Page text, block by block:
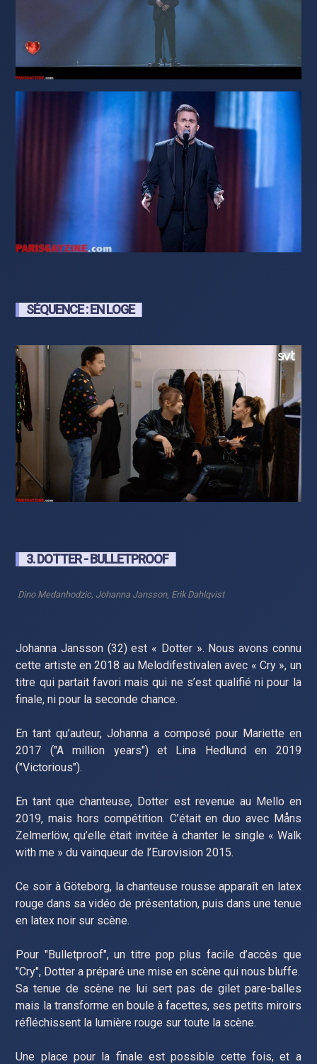
SÉQUENCE : EN LOGE
3. DOTTER - BULLETPROOF
Dino Medanhodzic, Johanna Jansson, Erik Dahlqvist
Johanna Jansson (32) est « Dotter ». Nous avons connu
cette artiste en 2018 au Melodifestivalen avec « Cry », un
titre qui partait favori mais qui ne s’est qualifié ni pour la
finale, ni pour la seconde chance.
En tant qu’auteur, Johanna a composé pour Mariette en
2017 ("A million years") et Lina Hedlund en 2019
("Victorious").
En tant que chanteuse, Dotter est revenue au Mello en
2019, mais hors compétition. C’était en duo avec Måns
Zelmerlöw, qu’elle était invitée à chanter le single « Walk
with me » du vainqueur de l’Eurovision 2015.
Ce soir à Göteborg, la chanteuse rousse apparaît en latex
rouge dans sa vidéo de présentation, puis dans une tenue
en latex noir sur scène.
Pour "Bulletproof", un titre pop plus facile d’accès que
"Cry", Dotter a préparé une mise en scène qui nous bluffe.
Sa tenue de scène ne lui sert pas de gilet pare-balles
mais la transforme en boule à facettes, ses petits miroirs
réfléchissent la lumière rouge sur toute la scène.
Une place pour la finale est possible cette fois, et a